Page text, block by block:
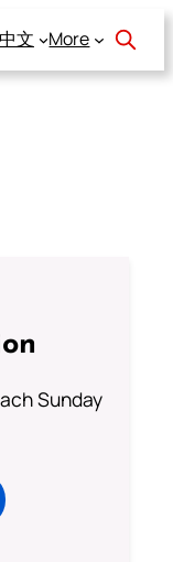
中文 More
Sunday